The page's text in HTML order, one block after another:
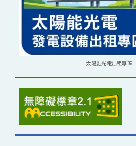
太陽能光電出租專區